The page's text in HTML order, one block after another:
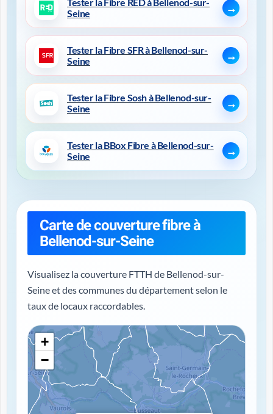
Seine
Tester la Fibre SFR à Bellenod-sur-
Seine
Tester la Fibre Sosh à Bellenod-sur-
Seine
Tester la BBox Fibre à Bellenod-sur-
Seine
Carte de couverture fibre à
Bellenod-sur-Seine
Visualisez la couverture FTTH de Bellenod-sur-
Seine et des communes du département selon le
taux de locaux raccordables.
Chargement de la carte de couverture fibre...
+
−